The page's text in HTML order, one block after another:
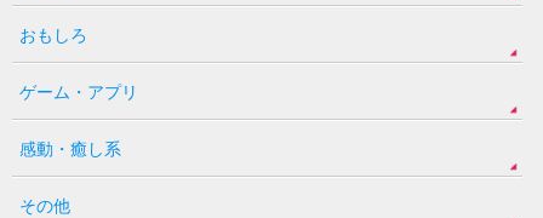
おもしろ
ゲーム・アプリ
感動・癒し系
その他